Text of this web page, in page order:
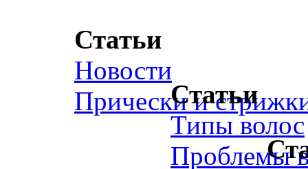
Статьи
Новости
Прически иСтатьи
Типы волос
Проблемы